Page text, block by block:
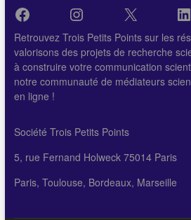
FacebookInstagram
X
Retrouvez Trois Petits Points sur les
valorisons des projets de recherche
à construire votre communication
notre communauté de médiateurs
en ligne !
Société Trois Petits Points
5, rue Fernand Holweck 75014 Paris
Paris, Toulouse, Bordeaux, Marseille